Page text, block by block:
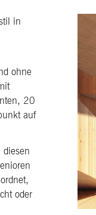
in
ohne
20
auf
oder